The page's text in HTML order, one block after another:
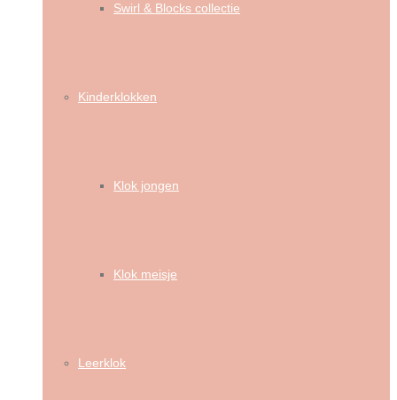
Swirl & Blocks collectie
Kinderklokken
Klok jongen
Klok meisje
Leerklok